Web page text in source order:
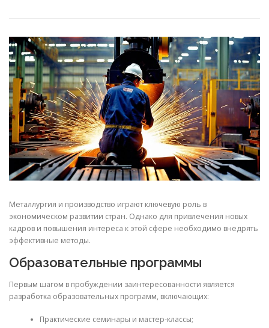
СТАТЬИ
Металлургия и производство играют ключевую роль в
экономическом развитии стран. Однако для привлечения новых
кадров и повышения интереса к этой сфере необходимо внедрять
эффективные методы.
Образовательные программы
Первым шагом в пробуждении заинтересованности является
разработка образовательных программ, включающих:
Практические семинары и мастер-классы;